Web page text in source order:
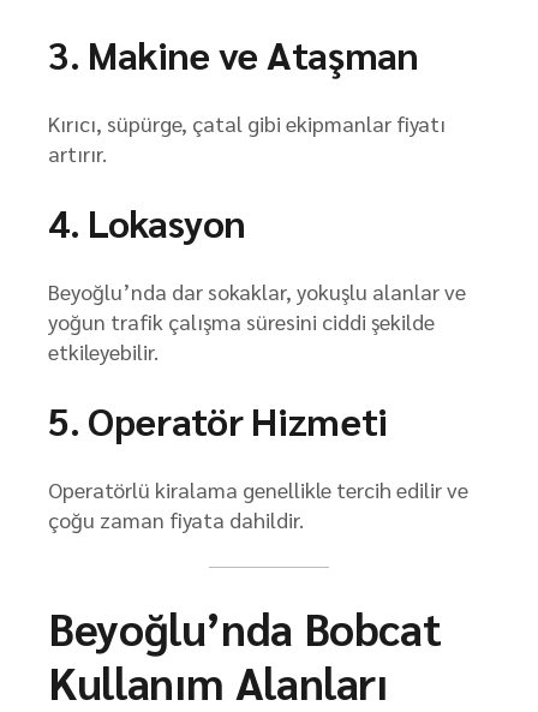
3. Makine ve Ataşman
Kırıcı, süpürge, çatal gibi ekipmanlar fiyatı
artırır.
4. Lokasyon
Beyoğlu’nda dar sokaklar, yokuşlu alanlar ve
yoğun trafik çalışma süresini ciddi şekilde
etkileyebilir.
5. Operatör Hizmeti
Operatörlü kiralama genellikle tercih edilir ve
çoğu zaman fiyata dahildir.
Beyoğlu’nda Bobcat
Kullanım Alanları